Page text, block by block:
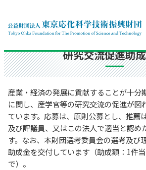
研究交流促進助
産業・経済の発展に貢献することが十分
に関し、産学官等の研究交流の促進が図
ています。応募は、原則公募とし、推薦
及び評議員、又はこの法人で適当と認め
す。なお、本財団選考委員会の選考及び
助成金を交付しています（助成額：1件
で）。